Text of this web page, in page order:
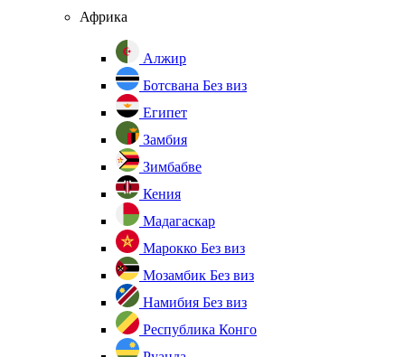
Африка
Алжир
Ботсвана Без виз
Египет
Замбия
Зимбабве
Кения
Мадагаскар
Марокко Без виз
Мозамбик Без виз
Намибия Без виз
Республика Конго